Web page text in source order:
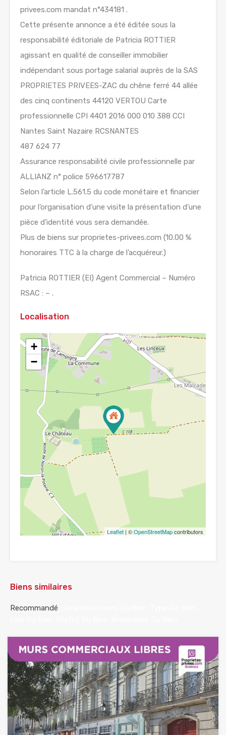
privees.com mandat n°434181 .
Cette présente annonce a été éditée sous la
responsabilité éditoriale de Patricia ROTTIER
agissant en qualité de conseiller immobilier
indépendant sous portage salarial auprès de la SAS
PROPRIETES PRIVEES-ZAC du chêne ferré 44 allée
des cinq continents 44120 VERTOU Carte
professionnelle CPI 4401 2016 000 010 388 CCI
Nantes Saint Nazaire RCSNANTES
487 624 77
Assurance responsabilité civile professionnelle par
ALLIANZ n° police 596617787
Selon l’article L.561.5 du code monétaire et financier
pour l’organisation d’une visite la présentation d’une
pièce d’identité vous sera demandée.
Plus de biens sur proprietes-privees.com (10.00 %
honoraires TTC à la charge de l’acquéreur.)
Patricia ROTTIER (EI) Agent Commercial – Numéro
RSAC : – .
Localisation
+
−
Leaflet | ©OpenStreetMapcontributors
Biens similaires
Recommandé